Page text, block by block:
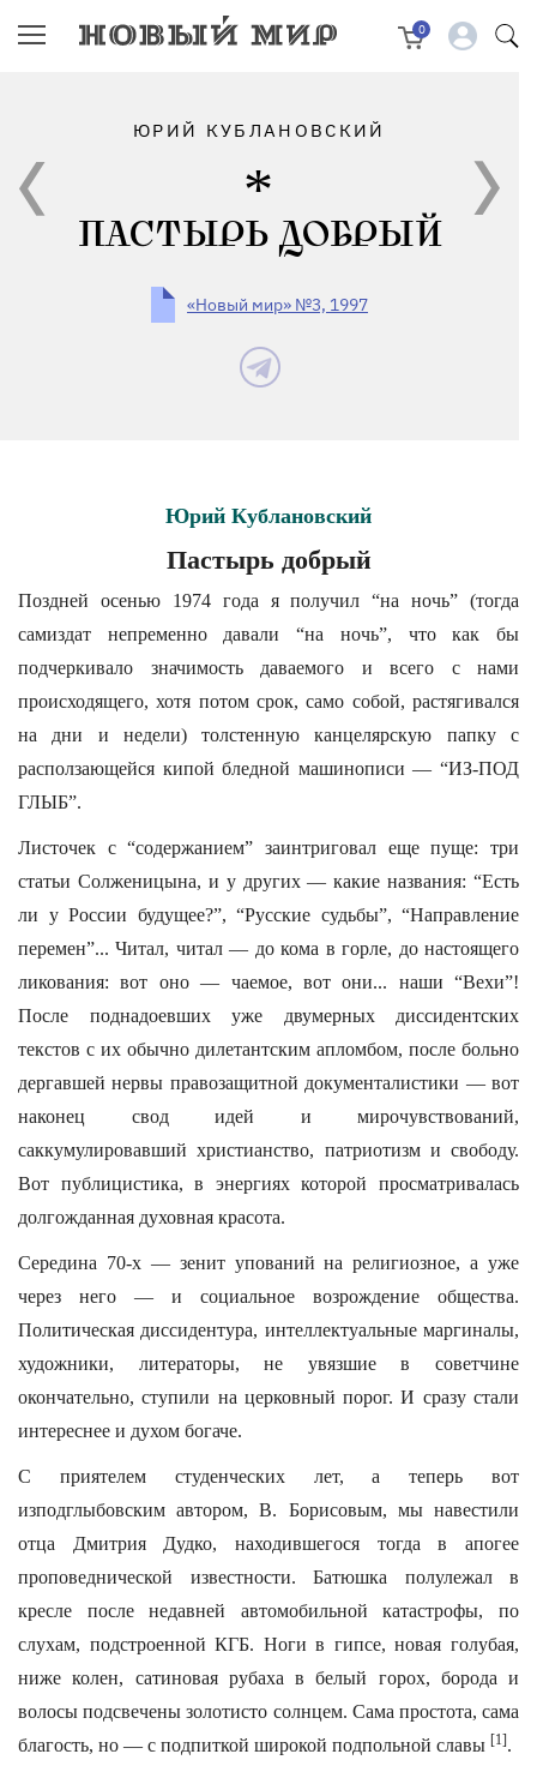
0
ЮРИЙ КУБЛАНОВСКИЙ
ПАСТЫРЬ ДОБРЫЙ
«Новый мир» №3, 1997
Юрий Кублановский
Пастырь добрый
Поздней осенью 1974 года я получил “на ночь” (тогда
самиздат непременно давали “на ночь”, что как бы
подчеркивало значимость даваемого и всего с нами
происходящего, хотя потом срок, само собой, растягивался
на дни и недели) толстенную канцелярскую папку с
расползающейся кипой бледной машинописи — “ИЗ-ПОД
ГЛЫБ”.
Листочек с “содержанием” заинтриговал еще пуще: три
статьи Солженицына, и у других — какие названия: “Есть
ли у России будущее?”, “Русские судьбы”, “Направление
перемен”... Читал, читал — до кома в горле, до настоящего
ликования: вот оно — чаемое, вот они... наши “Вехи”!
После поднадоевших уже двумерных диссидентских
текстов с их обычно дилетантским апломбом, после больно
дергавшей нервы правозащитной документалистики — вот
наконец свод идей и мирочувствований,
саккумулировавший христианство, патриотизм и свободу.
Вот публицистика, в энергиях которой просматривалась
долгожданная духовная красота.
Середина 70-х — зенит упований на религиозное, а уже
через него — и социальное возрождение общества.
Политическая диссидентура, интеллектуальные маргиналы,
художники, литераторы, не увязшие в советчине
окончательно, ступили на церковный порог. И сразу стали
интереснее и духом богаче.
С приятелем студенческих лет, а теперь вот
изподглыбовским автором, В. Борисовым, мы навестили
отца Дмитрия Дудко, находившегося тогда в апогее
проповеднической известности. Батюшка полулежал в
кресле после недавней автомобильной катастрофы, по
слухам, подстроенной КГБ. Ноги в гипсе, новая голубая,
ниже колен, сатиновая рубаха в белый горох, борода и
волосы подсвечены золотисто солнцем. Сама простота, сама
благость, но — с подпиткой широкой подпольной славы [1].